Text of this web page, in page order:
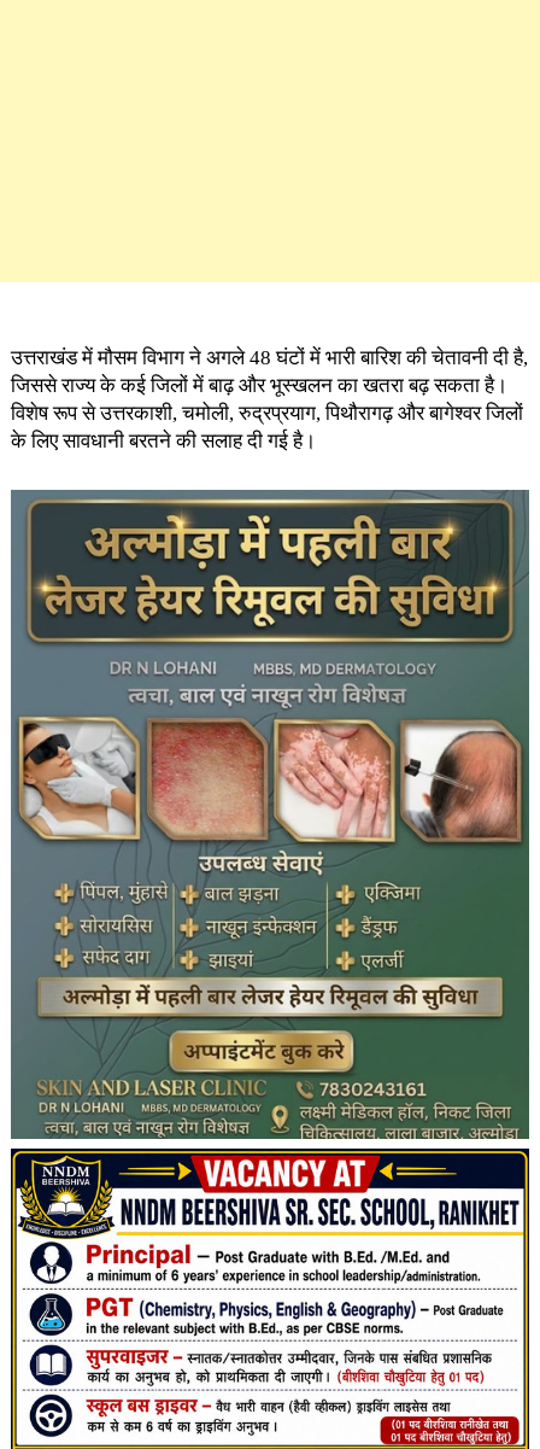
उत्तराखंड में मौसम विभाग ने अगले 48 घंटों में भारी बारिश की चेतावनी दी है,
जिससे राज्य के कई जिलों में बाढ़ और भूस्खलन का खतरा बढ़ सकता है।
विशेष रूप से उत्तरकाशी, चमोली, रुद्रप्रयाग, पिथौरागढ़ और बागेश्वर जिलों
के लिए सावधानी बरतने की सलाह दी गई है।